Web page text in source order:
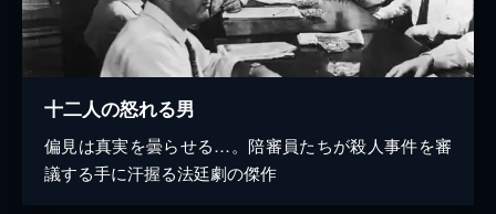
十二人の怒れる男
偏見は真実を曇らせる…。陪審員たちが殺人事件を審
議する手に汗握る法廷劇の傑作